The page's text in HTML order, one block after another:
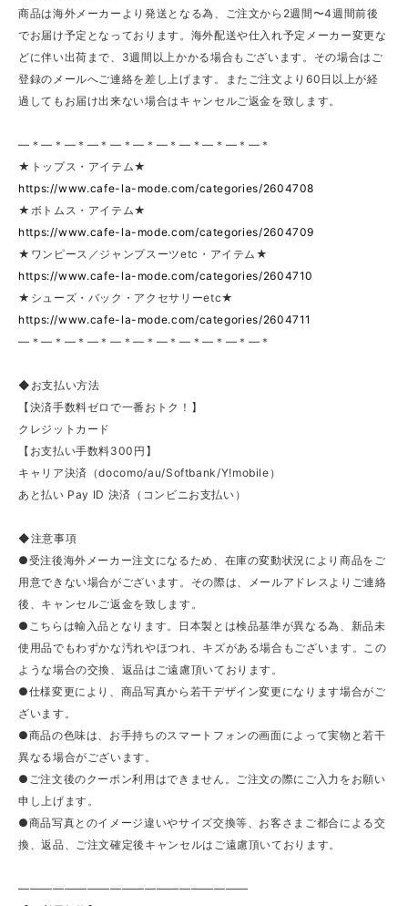
商品は海外メーカーより発送となる為、ご注文から2週間〜4週間前後
でお届け予定となっております。海外配送や仕入れ予定メーカー変更な
どに伴い出荷まで、3週間以上かかる場合もございます。その場合はご
登録のメールへご連絡を差し上げます。またご注文より60日以上が経
過してもお届け出来ない場合はキャンセルご返金を致します。
—＊—＊—＊—＊—＊—＊—＊—＊—＊—＊—＊
★トップス・アイテム★
https://www.cafe-la-mode.com/categories/2604708
★ボトムス・アイテム★
https://www.cafe-la-mode.com/categories/2604709
★ワンピース／ジャンプスーツetc・アイテム★
https://www.cafe-la-mode.com/categories/2604710
★シューズ・バック・アクセサリーetc★
https://www.cafe-la-mode.com/categories/2604711
—＊—＊—＊—＊—＊—＊—＊—＊—＊—＊—＊
◆お支払い方法
【決済手数料ゼロで一番おトク！】
クレジットカード
【お支払い手数料300円】
キャリア決済（docomo/au/Softbank/Y!mobile）
あと払い Pay ID 決済（コンビニお支払い）
◆注意事項
●受注後海外メーカー注文になるため、在庫の変動状況により商品をご
用意できない場合がございます。その際は、メールアドレスよりご連絡
後、キャンセルご返金を致します。
●こちらは輸入品となります。日本製とは検品基準が異なる為、新品未
使用品でもわずかな汚れやほつれ、キズがある場合もございます。この
ような場合の交換、返品はご遠慮頂いております。
●仕様変更により、商品写真から若干デザイン変更になります場合がご
ざいます。
●商品の色味は、お手持ちのスマートフォンの画面によって実物と若干
異なる場合がございます。
●ご注文後のクーポン利用はできません。ご注文の際にご入力をお願い
申し上げます。
●商品写真とのイメージ違いやサイズ交換等、お客さまご都合による交
換、返品、ご注文確定後キャンセルはご遠慮頂いております。
————————————————————